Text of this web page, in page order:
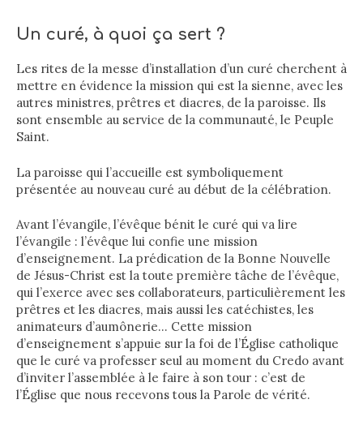
Un curé, à quoi ça sert ?
Les rites de la messe d’installation d’un curé cherchent à
mettre en évidence la mission qui est la sienne, avec les
autres ministres, prêtres et diacres, de la paroisse. Ils
sont ensemble au service de la communauté, le Peuple
Saint.
La paroisse qui l’accueille est symboliquement
présentée au nouveau curé au début de la célébration.
Avant l’évangile, l’évêque bénit le curé qui va lire
l’évangile : l’évêque lui confie une mission
d’enseignement. La prédication de la Bonne Nouvelle
de Jésus-Christ est la toute première tâche de l’évêque,
qui l’exerce avec ses collaborateurs, particulièrement les
prêtres et les diacres, mais aussi les catéchistes, les
animateurs d’aumônerie… Cette mission
d’enseignement s’appuie sur la foi de l’Église catholique
que le curé va professer seul au moment du Credo avant
d’inviter l’assemblée à le faire à son tour : c’est de
l’Église que nous recevons tous la Parole de vérité.